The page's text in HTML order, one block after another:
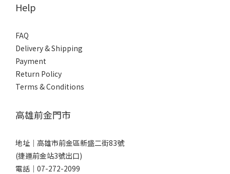
Help
FAQ
Delivery & Shipping
Payment
Return Policy
Terms & Conditions
高雄前金門市
地址｜ 高雄市前金區新盛二街83號
(捷運前金站3號出口)
電話｜ 07-272-2099